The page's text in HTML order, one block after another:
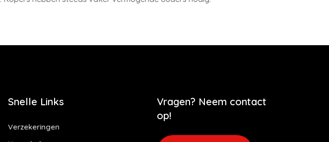
Snelle Links
Verzekeringen
Vragen? Neem contact
op!